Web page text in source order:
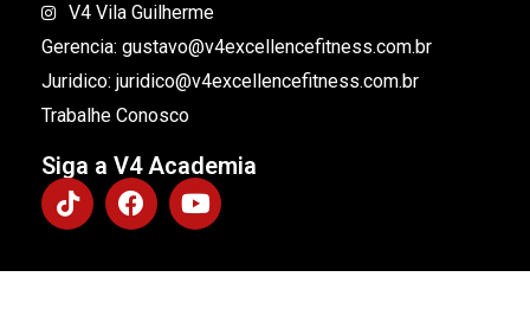
V4 Vila Guilherme
Gerencia: gustavo@v4excellencefitness.com.br
Juridico: juridico@v4excellencefitness.com.br
Trabalhe Conosco
Siga a V4 Academia